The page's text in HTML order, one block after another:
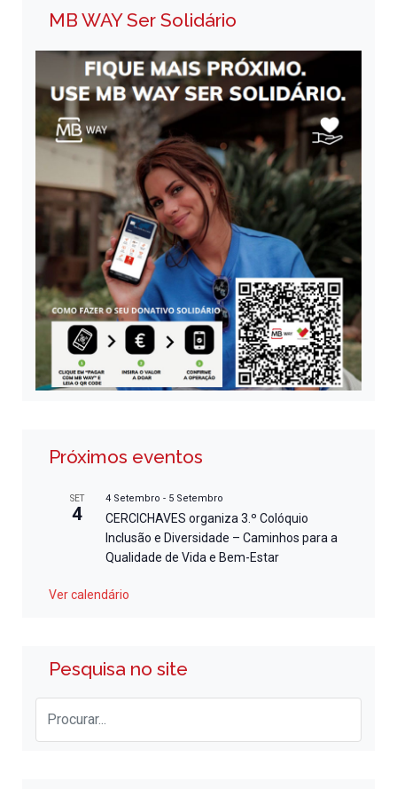
MB WAY Ser Solidário
Próximos eventos
SET
4
4 Setembro - 5 Setembro
CERCICHAVES organiza 3.º Colóquio
Inclusão e Diversidade – Caminhos para a
Qualidade de Vida e Bem-Estar
Ver calendário
Pesquisa no site